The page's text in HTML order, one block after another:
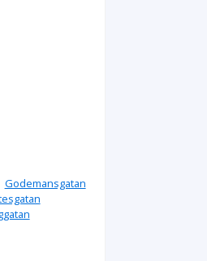
Godemansgatan